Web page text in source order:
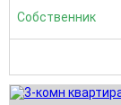
Собственник